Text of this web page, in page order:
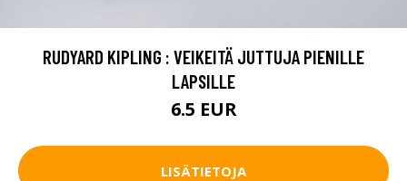
RUDYARD KIPLING : VEIKEITÄ JUTTUJA PIENILLE
LAPSILLE
6.5 EUR
LISÄTIETOJA